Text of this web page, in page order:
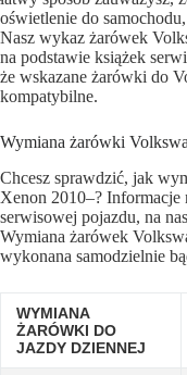
oświetlenie do
Nasz wykaz żarówek
na podstawie książek
że wskazane żarówki do
kompatybilne.
Wymiana żarówki
Chcesz sprawdzić, jak
Xenon 2010–? Informacje
serwisowej pojazdu, na
Wymiana żarówek
wykonana samodzielnie
WYMIANA
ŻARÓWKI DO
JAZDY DZIENNEJ